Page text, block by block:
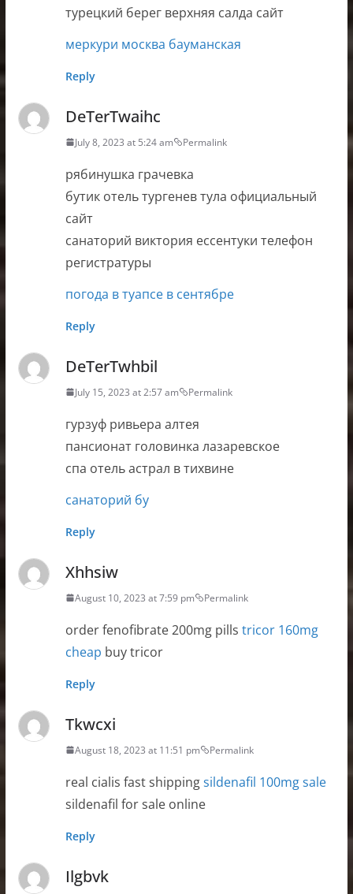
турецкий берег верхняя салда сайт
меркури москва бауманская
Reply
DeTerTwaihc
July 8, 2023 at 5:24 am Permalink
рябинушка грачевка
бутик отель тургенев тула официальный
сайт
санаторий виктория ессентуки телефон
регистратуры
погода в туапсе в сентябре
Reply
DeTerTwhbil
July 15, 2023 at 2:57 am Permalink
гурзуф ривьера алтея
пансионат головинка лазаревское
спа отель астрал в тихвине
санаторий бу
Reply
Xhhsiw
August 10, 2023 at 7:59 pm Permalink
order fenofibrate 200mg pills tricor 160mg
cheap buy tricor
Reply
Tkwcxi
August 18, 2023 at 11:51 pm Permalink
real cialis fast shippingsildenafil 100mg sale
sildenafil for sale online
Reply
Ilgbvk